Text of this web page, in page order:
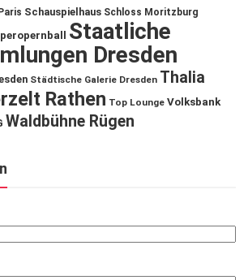
Schauspielhaus Schloss Moritzburg
Staatliche
Dresden
Städtische Galerie Dresden Thalia
Rathen Top Lounge Volksbank
Waldbühne Rügen